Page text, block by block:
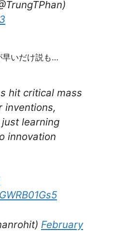
早いだけ説も…
hit critical mass
inventions,
learning
innovation
February